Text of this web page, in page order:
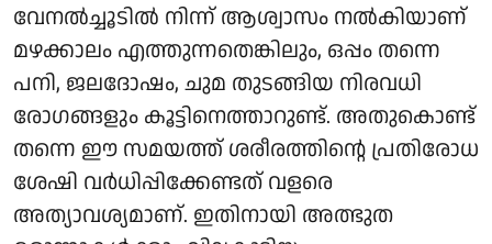
വേനൽച്ചൂടിൽ നിന്ന് ആശ്വാസം നൽകിയാണ്
മഴക്കാലം എത്തുന്നതെങ്കിലും, ഒപ്പം തന്നെ
പനി, ജലദോഷം, ചുമ തുടങ്ങിയ നിരവധി
രോഗങ്ങളും കൂട്ടിനെത്താറുണ്ട്. അതുകൊണ്ട്
തന്നെ ഈ സമയത്ത് ശരീരത്തിന്റെ പ്രതിരോധ
ശേഷി വർധിപ്പിക്കേണ്ടത് വളരെ
അത്യാവശ്യമാണ്. ഇതിനായി അത്ഭുത